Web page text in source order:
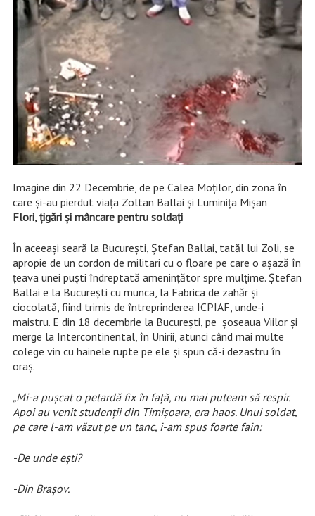
Imagine din 22 Decembrie, de pe Calea Moților, din zona în
care și-au pierdut viața Zoltan Ballai și Luminița Mișan
Flori, țigări și mâncare pentru soldați
În aceeași seară la București, Ștefan Ballai, tatăl lui Zoli, se
apropie de un cordon de militari cu o floare pe care o așază în
țeava unei puști îndreptată amenințător spre mulțime. Ștefan
Ballai e la București cu munca, la Fabrica de zahăr și
ciocolată, fiind trimis de întreprinderea ICPIAF, unde-i
maistru. E din 18 decembrie la București, pe șoseaua Viilor și
merge la Intercontinental, în Unirii, atunci când mai multe
colege vin cu hainele rupte pe ele și spun că-i dezastru în
oraș.
„Mi-a pușcat o petardă fix în față, nu mai puteam să respir.
Apoi au venit studenții din Timișoara, era haos. Unui soldat,
pe care l-am văzut pe un tanc, i-am spus foarte fain:
-De unde ești?
-Din Brașov.